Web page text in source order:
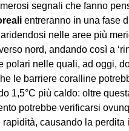
segnali che fanno
entreranno in una fase
nelle aree più
nord, andando così a
polari nelle quali, ad oggi,
le barriere coralline
1,5°C più caldo: oltre
potrebbe verificarsi
rapidità, causando la perdita